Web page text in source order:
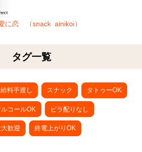
に恋 （snack_ainikoi）
タグ一覧
料手渡し スナック タトゥーOK
ルコールOK ビラ配りなし
歓迎 終電上がりOK